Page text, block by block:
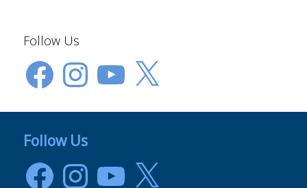
Follow Us
FacebookInstagramYouTube
X
Follow Us
FacebookInstagramYouTube
X